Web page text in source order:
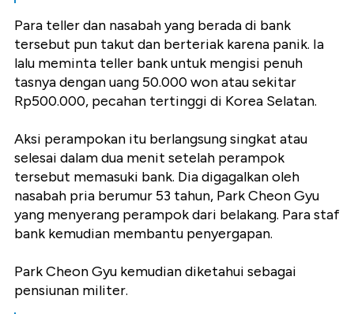
Para teller dan nasabah yang berada di bank
tersebut pun takut dan berteriak karena panik. Ia
lalu meminta teller bank untuk mengisi penuh
tasnya dengan uang 50.000 won atau sekitar
Rp500.000, pecahan tertinggi di Korea Selatan.
Aksi perampokan itu berlangsung singkat atau
selesai dalam dua menit setelah perampok
tersebut memasuki bank. Dia digagalkan oleh
nasabah pria berumur 53 tahun, Park Cheon Gyu
yang menyerang perampok dari belakang. Para staf
bank kemudian membantu penyergapan.
Park Cheon Gyu kemudian diketahui sebagai
pensiunan militer.